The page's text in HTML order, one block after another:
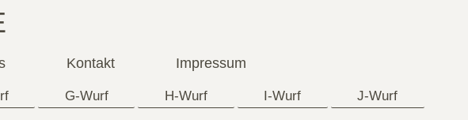
Kontakt Impressum
G-Wurf H-Wurf I-Wurf J-Wurf